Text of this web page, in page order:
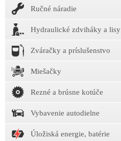
Ručné náradie
Hydraulické zdviháky a lisy
Zváračky a príslušenstvo
Miešačky
Rezné a brúsne kotúče
Vybavenie autodielne
Úložiská energie, batérie